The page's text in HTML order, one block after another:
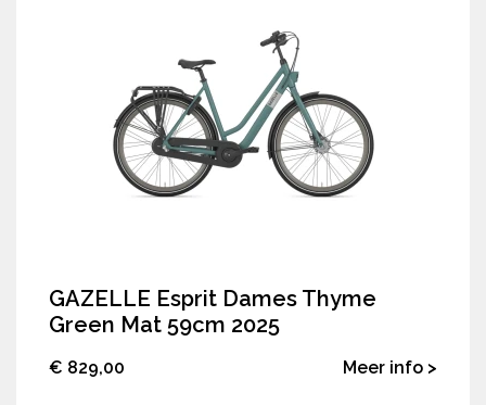
GAZELLE Esprit Dames Thyme
Green Mat 59cm 2025
€ 829,00 Meer info >